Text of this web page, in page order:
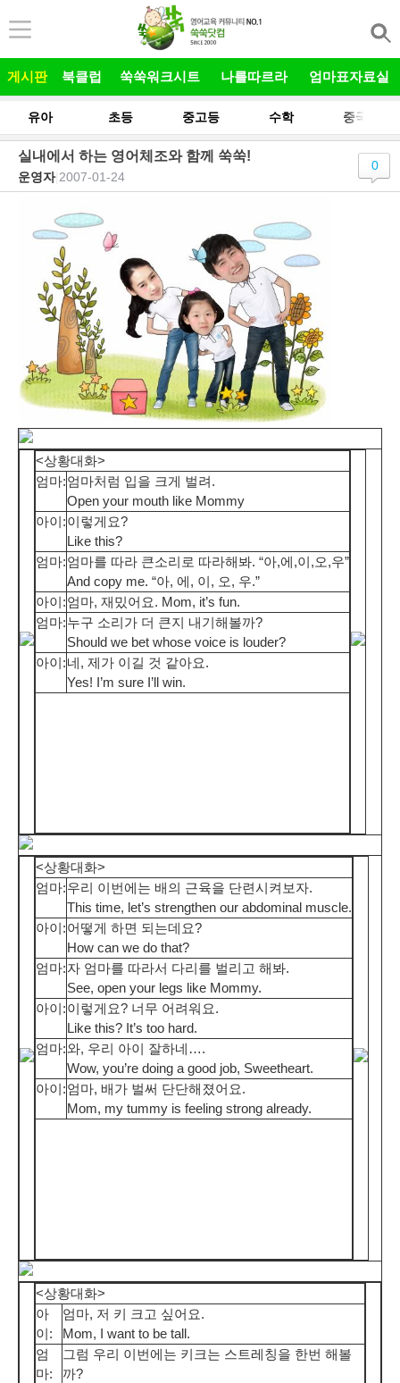
게시판 북클럽 쑥쑥워크시트 나를따르라 엄마표자료실
유아 초등 중고등 수학 중국어
실내에서 하는 영어체조와 함께 쑥쑥!
운영자| 2007-01-24
0
<상황대화>
엄마:엄마처럼 입을 크게 벌려.
Open your mouth like Mommy
아이:이렇게요?
Like this?
엄마:엄마를 따라 큰소리로 따라해봐. “아,에,이,오,우”
And copy me. “아, 에, 이, 오, 우.”
아이:엄마, 재밌어요. Mom, it’s fun.
엄마:누구 소리가 더 큰지 내기해볼까?
Should we bet whose voice is louder?
아이:네, 제가 이길 것 같아요.
Yes! I’m sure I’ll win.
<상황대화>
엄마:우리 이번에는 배의 근육을 단련시켜보자.
This time, let’s strengthen our abdominal muscle.
아이:어떻게 하면 되는데요?
How can we do that?
엄마:자 엄마를 따라서 다리를 벌리고 해봐.
See, open your legs like Mommy.
아이:이렇게요? 너무 어려워요.
Like this? It’s too hard.
엄마:와, 우리 아이 잘하네….
Wow, you’re doing a good job, Sweetheart.
아이:엄마, 배가 벌써 단단해졌어요.
Mom, my tummy is feeling strong already.
<상황대화>
아
이:
엄마, 저 키 크고 싶어요.
Mom, I want to be tall.
엄
마:
그럼 우리 이번에는 키크는 스트레칭을 한번 해볼
까?